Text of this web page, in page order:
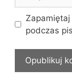
podczas